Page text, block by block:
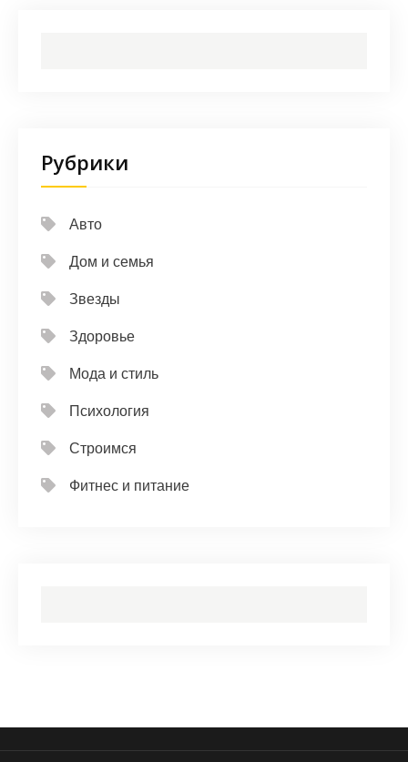
Рубрики
Авто
Дом и семья
Звезды
Здоровье
Мода и стиль
Психология
Строимся
Фитнес и питание